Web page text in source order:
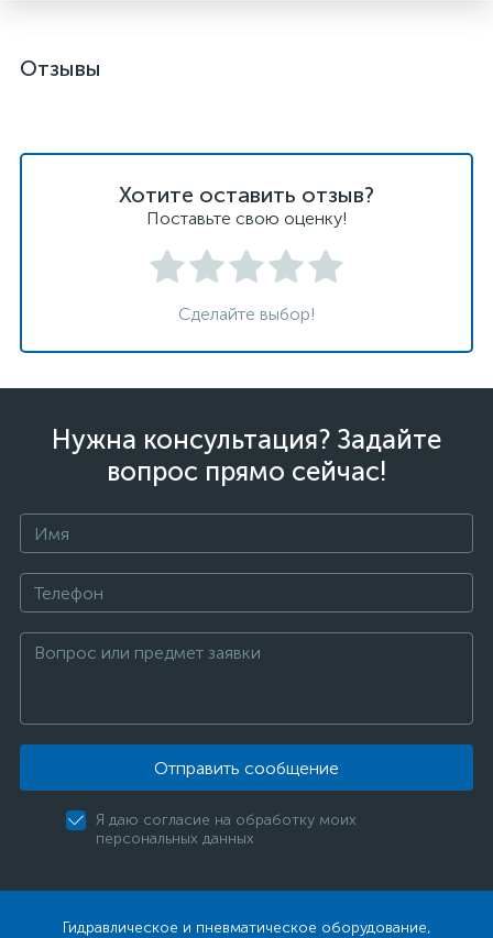
Отзывы
Хотите оставить отзыв?
Поставьте свою оценку!
Сделайте выбор!
Нужна консультация? Задайте
вопрос прямо сейчас!
Отправить сообщение
Я даю согласие на обработку моих
персональных данных
Гидравлическое и пневматическое оборудование,